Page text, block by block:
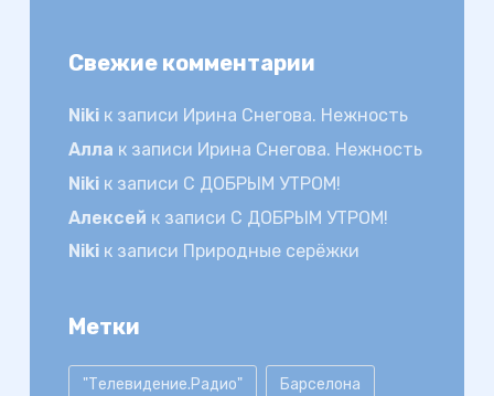
Свежие комментарии
Nikiк записи Ирина Снегова. Нежность
Алла к записи Ирина Снегова. Нежность
Nikiк записи С ДОБРЫМ УТРОМ!
Алексей к записи С ДОБРЫМ УТРОМ!
Nikiк записи Природные серёжки
Метки
"Телевидение.Радио" Барселона